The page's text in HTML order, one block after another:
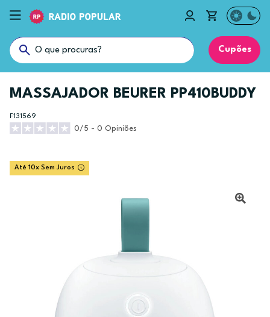
Cupões
MASSAJADOR BEURER PP410BUDDY
F131569
0/5 - 0 Opiniões
Até 10x Sem Juros